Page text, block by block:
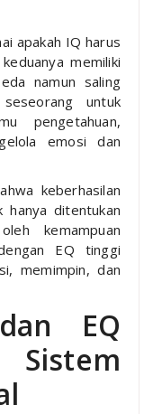
apakah IQ harus
memiliki
namun saling
untuk
pengetahuan,
emosi dan
keberhasilan
hanya ditentukan
kemampuan
EQ tinggi
memimpin, dan
EQ